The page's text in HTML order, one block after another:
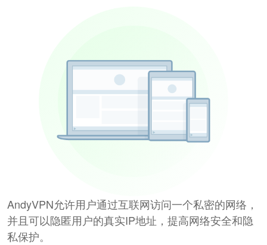
AndyVPN允许用户通过互联网访问一个私密的网络，
并且可以隐匿用户的真实IP地址，提高网络安全和隐
私保护。